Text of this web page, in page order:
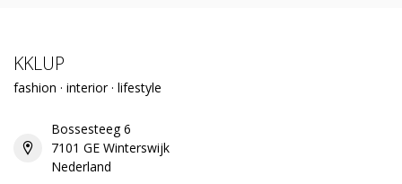
KKLUP
fashion · interior · lifestyle
Bossesteeg 6
7101 GE Winterswijk
Nederland